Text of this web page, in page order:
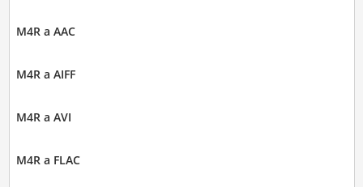
M4R a AAC
M4R a AIFF
M4R a AVI
M4R a FLAC